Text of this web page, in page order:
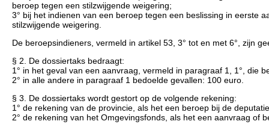
beroep tegen een stilzwijgende weigering;
3° bij het indienen van een beroep tegen een beslissing in eerste
stilzwijgende weigering.
De beroepsindieners, vermeld in artikel 53, 3° tot en met 6°, zijn
§ 2. De dossiertaks bedraagt:
1° in het geval van een aanvraag, vermeld in paragraaf 1, 1°, die
2° in alle andere in paragraaf 1 bedoelde gevallen: 100 euro.
§ 3. De dossiertaks wordt gestort op de volgende rekening:
1° de rekening van de provincie, als het een beroep bij de
2° de rekening van het Omgevingsfonds, als het een aanvraag of